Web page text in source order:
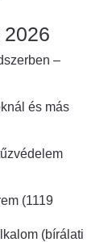
–
és más
(1119
(bírálati